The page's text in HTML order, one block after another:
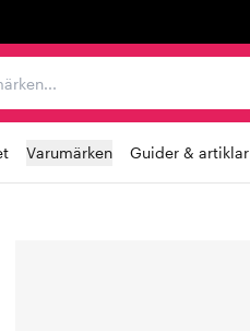
Varumärken Guider & artiklar